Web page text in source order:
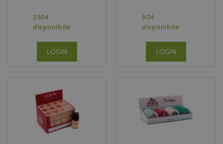
2304
disponibile
LOGIN
804
disponibile
LOGIN